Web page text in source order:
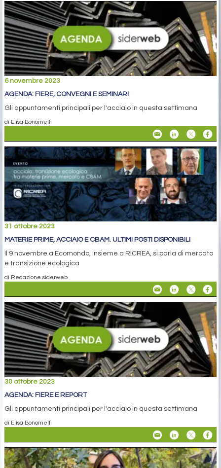
6 novembre 2023
AGENDA: FIERE, CONVEGNI E SEMINARI
Gli appuntamenti principali per l'acciaio in questa settimana
di Elisa Bonomelli
31 ottobre 2023
MATERIE PRIME, ACCIAIO E CBAM. ULTIMI POSTI DISPONIBILI
Il 9 novembre a Ecomondo, insieme a RICREA, si parla di mercato
e transizione ecologica
di Redazione siderweb
30 ottobre 2023
AGENDA: FIERE E REPORT
Gli appuntamenti principali per l'acciaio in questa settimana
di Elisa Bonomelli